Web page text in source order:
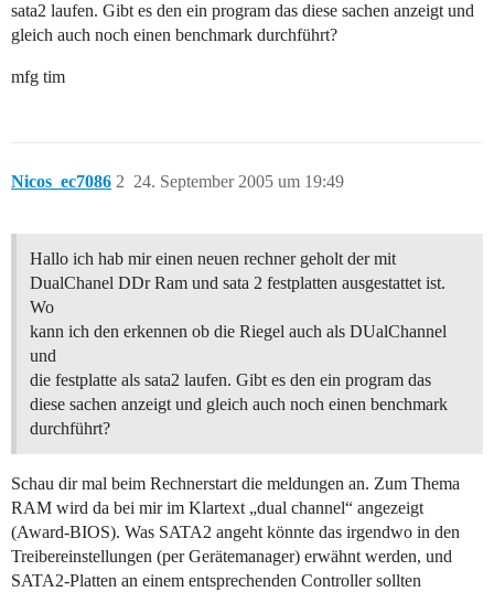
sata2 laufen. Gibt es den ein program das diese sachen anzeigt und
gleich auch noch einen benchmark durchführt?
mfg tim
Nicos_ec7086 24. September 2005 um 19:49
2
Hallo ich hab mir einen neuen rechner geholt der mit
DualChanel DDr Ram und sata 2 festplatten ausgestattet ist.
Wo
kann ich den erkennen ob die Riegel auch als DUalChannel
und
die festplatte als sata2 laufen. Gibt es den ein program das
diese sachen anzeigt und gleich auch noch einen benchmark
durchführt?
Schau dir mal beim Rechnerstart die meldungen an. Zum Thema
RAM wird da bei mir im Klartext „dual channel“ angezeigt
(Award-BIOS). Was SATA2 angeht könnte das irgendwo in den
Treibereinstellungen (per Gerätemanager) erwähnt werden, und
SATA2-Platten an einem entsprechenden Controller sollten